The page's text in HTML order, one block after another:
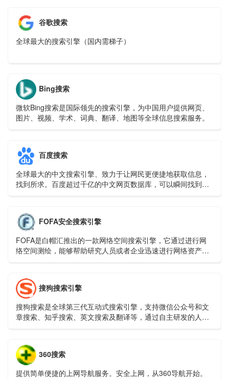
谷歌搜索
全球最大的搜索引擎（国内需梯子）
Bing搜索
微软Bing搜索是国际领先的搜索引擎，为中国用户提供网页、
图片、视频、学术、词典、翻译、地图等全球信息搜索服务。
百度搜索
全球最大的中文搜索引擎、致力于让网民更便捷地获取信息，
找到所求。百度超过千亿的中文网页数据库，可以瞬间找到相
FOFA安全搜索引擎
FOFA是白帽汇推出的一款网络空间搜索引擎，它通过进行网
络空间测绘，能够帮助研究人员或者企业迅速进行网络资产匹
搜狗搜索引擎
搜狗搜索是全球第三代互动式搜索引擎，支持微信公众号和文
章搜索、知乎搜索、英文搜索及翻译等，通过自主研发的人工
360搜索
提供简单便捷的上网导航服务。安全上网，从360导航开始。